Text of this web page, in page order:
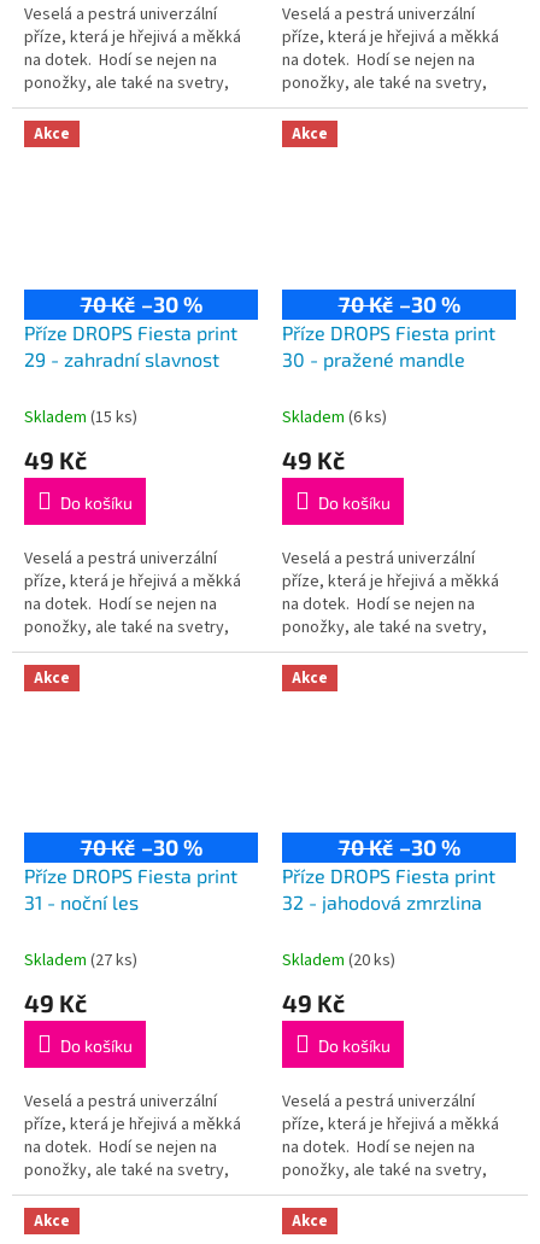
Veselá a pestrá univerzální
příze, která je hřejivá a měkká
na dotek. Hodí se nejen na
ponožky, ale také na svetry,
kardigany či čepice! Složení:
75% vlna, 25% polyamid...
Veselá a pestrá univerzální
příze, která je hřejivá a měkká
na dotek. Hodí se nejen na
ponožky, ale také na svetry,
kardigany či čepice! Složení:
75% vlna, 25% polyamid...
Akce
70 Kč –30 %
Příze DROPS Fiesta print
29 - zahradní slavnost
Skladem (15 ks)
49 Kč
Do košíku
Veselá a pestrá univerzální
příze, která je hřejivá a měkká
na dotek. Hodí se nejen na
ponožky, ale také na svetry,
kardigany či čepice! Složení:
75% vlna, 25% polyamid...
Akce
70 Kč –30 %
Příze DROPS Fiesta print
30 - pražené mandle
Skladem (6 ks)
49 Kč
Do košíku
Veselá a pestrá univerzální
příze, která je hřejivá a měkká
na dotek. Hodí se nejen na
ponožky, ale také na svetry,
kardigany či čepice! Složení:
75% vlna, 25% polyamid...
Akce
70 Kč –30 %
Příze DROPS Fiesta print
31 - noční les
Skladem (27 ks)
49 Kč
Do košíku
Veselá a pestrá univerzální
příze, která je hřejivá a měkká
na dotek. Hodí se nejen na
ponožky, ale také na svetry,
kardigany či čepice! Složení:
75% vlna, 25% polyamid...
Akce
70 Kč –30 %
Příze DROPS Fiesta print
32 - jahodová zmrzlina
Skladem (20 ks)
49 Kč
Do košíku
Veselá a pestrá univerzální
příze, která je hřejivá a měkká
na dotek. Hodí se nejen na
ponožky, ale také na svetry,
kardigany či čepice! Složení:
75% vlna, 25% polyamid...
Akce Akce